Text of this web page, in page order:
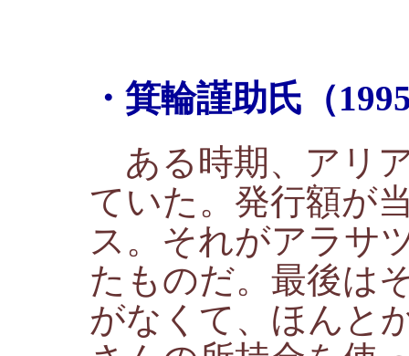
・箕輪謹助氏（
ある時期、アリ
ていた。発行額が
ス。それがアラサ
たものだ。最後は
がなくて、ほんと